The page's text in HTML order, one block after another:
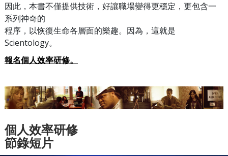
因此，本書不僅提供技術，好讓職場變得更穩定，更包含一
系列神奇的
程序，以恢復生命各層面的樂趣。因為，這就是
Scientology。
報名個人效率研修。
個人效率研修
節錄短片